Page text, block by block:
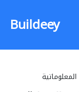
Buildeey
المعلوماتية